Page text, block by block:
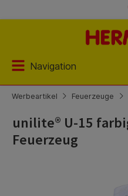
Navigation
Werbeartikel Feuerzeuge
unilite® U-15
Feuerzeug